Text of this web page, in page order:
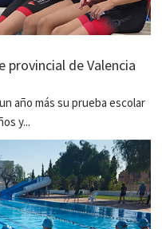
provincial de Valencia
año más su prueba escolar
y...